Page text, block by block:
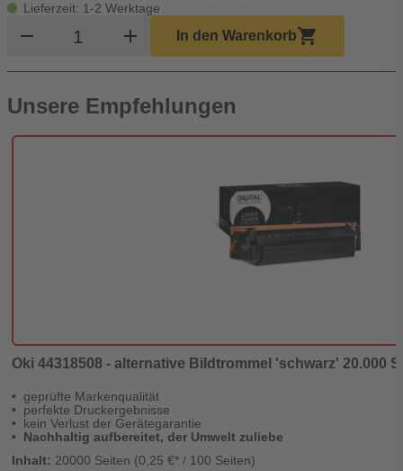
Lieferzeit: 1-2 Werktage
remove Produkt Warenkorb Menge
add In den Warenkorbshopping_cart
Unsere Empfehlungen
Oki 44318508 - alternative Bildtrommel 'schwarz' 20.000
geprüfte Markenqualität
perfekte Druckergebnisse
kein Verlust der Gerätegarantie
Nachhaltig aufbereitet, der Umwelt zuliebe
Inhalt: 20000 Seiten (0,25 €* / 100 Seiten)